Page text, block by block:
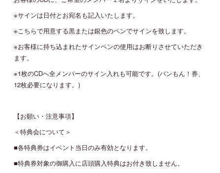
※サインは日付とお宛名も記入いたします。
※こちらで用意する黒または銀色のペンでサインを致します。
※お客様に持ち込まれたサインペンの使用はお断りさせていただき
ます。
※1枚のCDへ全メンバーのサイン入れも可能です。(バンもん！券、
12枚必要になります。)
【お願い・注意事項】
＜特典会について＞
■各特典券はイベント当日のみ有効となります。
■特典券対象の御購入に店頭購入特典はお付き致しません。